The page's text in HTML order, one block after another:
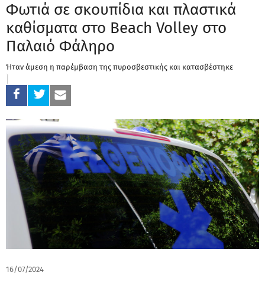
Φωτιά σε σκουπίδια και πλαστικά
καθίσματα στο Beach Volley στο
Παλαιό Φάληρο
Ήταν άμεση η παρέμβαση της πυροσβεστικής και κατασβέστηκε
16/07/2024